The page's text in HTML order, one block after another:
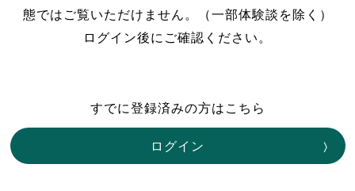
態ではご覧いただけません。（一部体験談を除く）
ログイン後にご確認ください。
すでに登録済みの方はこちら
ログイン